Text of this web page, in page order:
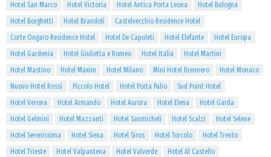
Hotel San Marco
Hotel Victoria Hotel Antica Porta Leona
Hotel Bologna
Hotel Borghetti
Hotel Brandoli
Castelvecchio Residence Hotel
Corte Ongaro Residence Hotel
Hotel De Capuleti Hotel Elefante
Hotel Europa
Hotel Gardenia
Hotel Giulietta e Romeo Hotel Italia
Hotel Martini
Hotel Mastino
Hotel Maxim Hotel Milano Mini Hotel Brennero
Hotel Monaco
Nuovo Hotel Rossi
Piccolo Hotel Hotel Porta Palio
Sud Point Hotel
Hotel Verona
Hotel Armando Hotel Aurora Hotel Elena
Hotel Garda
Hotel Gelmini
Hotel Mazzanti Hotel Sanmicheli Hotel Scalzi
Hotel Selene
Hotel Serenissima
Hotel Siena Hotel Siros Hotel Torcolo
Hotel Trento
Hotel Trieste
Hotel Valpantena Hotel Valverde
Hotel Al Castello